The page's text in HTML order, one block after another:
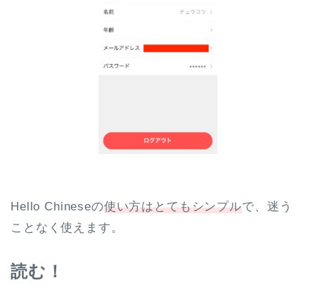
Hello Chineseの使い方はとてもシンプルで、迷う
ことなく使えます。
読む！